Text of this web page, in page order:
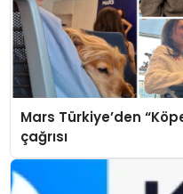
Mars Türkiye’den
çağrısı